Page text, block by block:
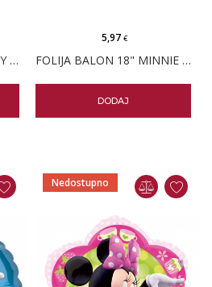
FOLIJA BALON 18" MICKEY MOUSE I PRIJATELJI FOLIJA BALON 18" MINNIE MOUSE CRVENA
5,97 €
DODAJ
Nedostupno